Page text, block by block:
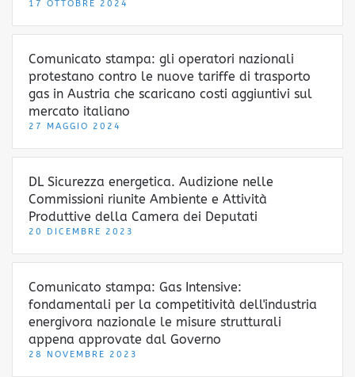
17 OTTOBRE 2024
Comunicato stampa: gli operatori nazionali
protestano contro le nuove tariffe di trasporto
gas in Austria che scaricano costi aggiuntivi sul
mercato italiano
27 MAGGIO 2024
DL Sicurezza energetica. Audizione nelle
Commissioni riunite Ambiente e Attività
Produttive della Camera dei Deputati
20 DICEMBRE 2023
Comunicato stampa: Gas Intensive:
fondamentali per la competitività dell'industria
energivora nazionale le misure strutturali
appena approvate dal Governo
28 NOVEMBRE 2023